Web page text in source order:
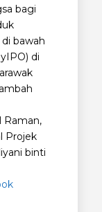
bagi
bawah
di
Raman,
Projek
binti